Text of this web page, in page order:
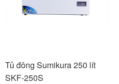
Tủ đông Sumikura 250 lít
SKF-250S